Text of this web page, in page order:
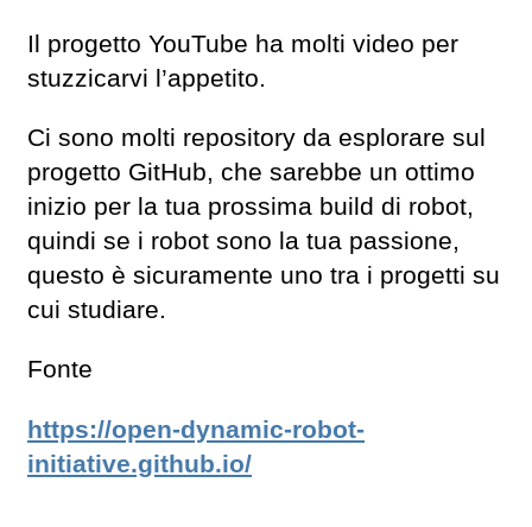
Il progetto YouTube ha molti video per
stuzzicarvi l’appetito.
Ci sono molti repository da esplorare sul
progetto GitHub, che sarebbe un ottimo
inizio per la tua prossima build di robot,
quindi se i robot sono la tua passione,
questo è sicuramente uno tra i progetti su
cui studiare.
Fonte
https://open-dynamic-robot-
initiative.github.io/